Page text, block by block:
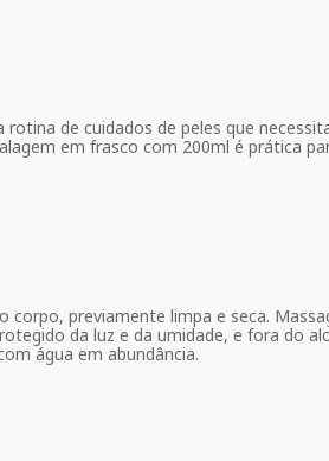
rotina de cuidados de peles que
em frasco com 200ml é prática
corpo, previamente limpa e seca.
da luz e da umidade, e fora do
água em abundância.